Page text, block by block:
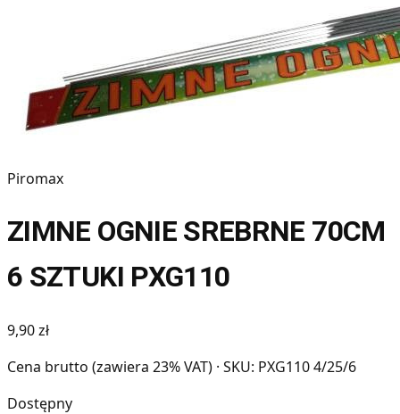
Piromax
ZIMNE OGNIE SREBRNE 70CM
6 SZTUKI PXG110
9,90 zł
Cena brutto (zawiera 23% VAT) · SKU: PXG110 4/25/6
Dostępny